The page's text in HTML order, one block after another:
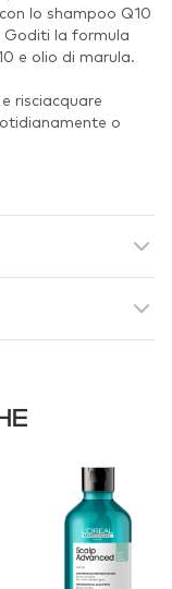
lo shampoo Q10
Goditi la formula
e olio di marula.
risciacquare
o